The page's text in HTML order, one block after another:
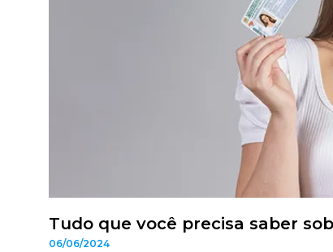
Tudo que você precisa saber
06/06/2024